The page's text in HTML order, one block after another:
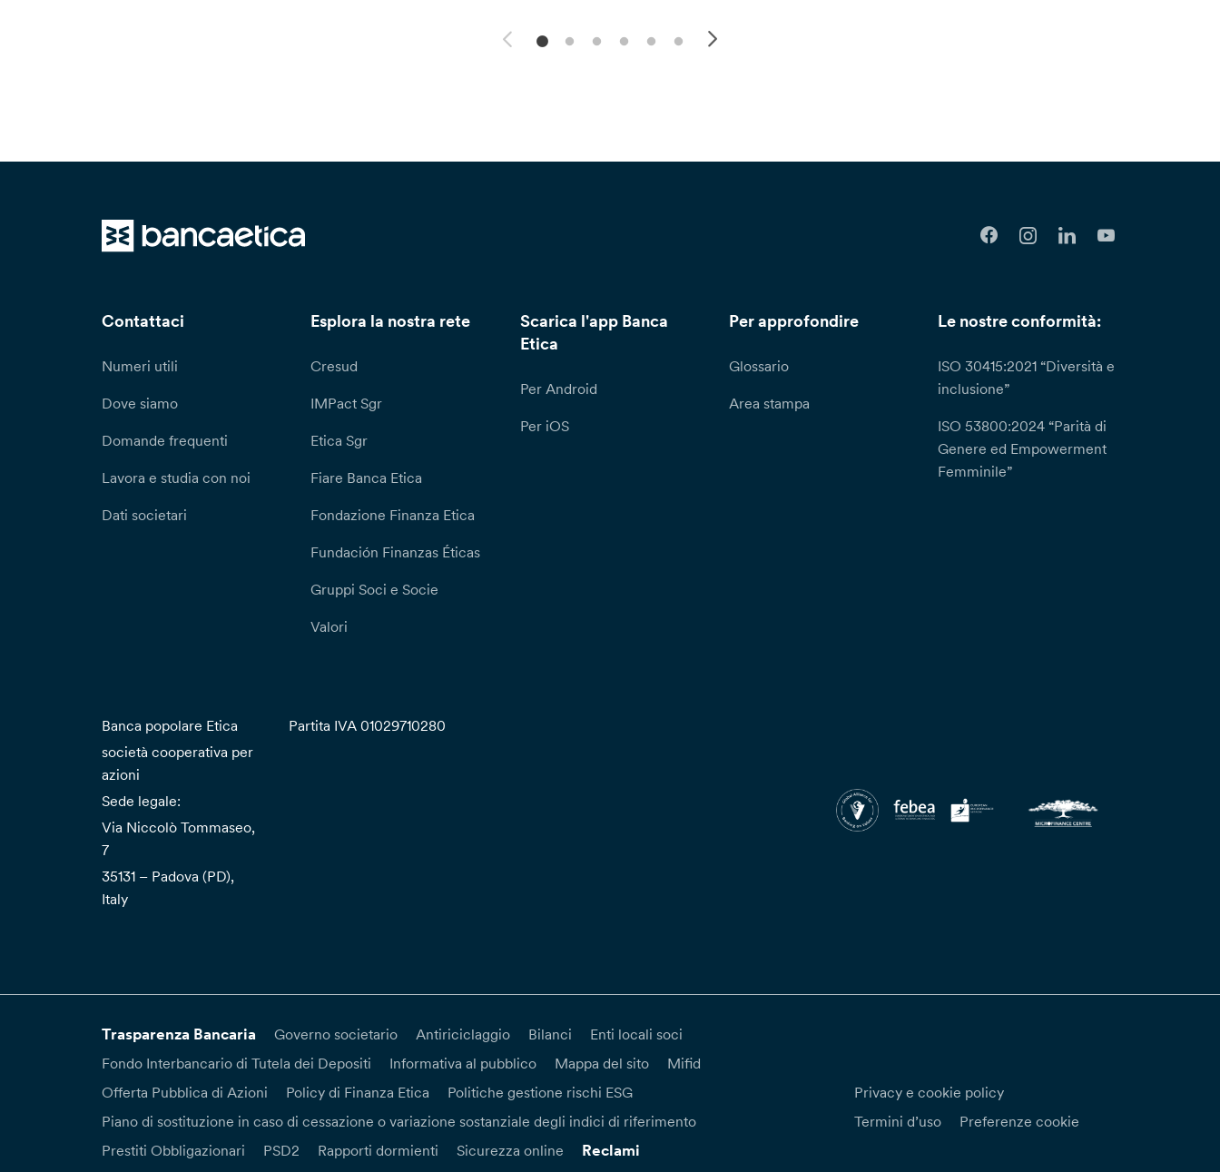
Contattaci
Numeri utili
Dove siamo
Domande frequenti
Lavora e studia con noi
Dati societari
Esplora la nostra rete
Cresud
IMPact Sgr
Etica Sgr
Fiare Banca Etica
Fondazione Finanza Etica
Fundación Finanzas Éticas
Gruppi Soci e Socie
Valori
Scarica l'app Banca
Etica
Per Android
Per iOS
Per approfondire
Glossario
Area stampa
Le nostre conformità:
ISO 30415:2021 “Diversità e
inclusione”
ISO 53800:2024 “Parità di
Genere ed Empowerment
Femminile”
Banca popolare Etica
società cooperativa per
azioni
Sede legale:
Via Niccolò Tommaseo,
7
35131 – Padova (PD),
Italy
Partita IVA 01029710280
Trasparenza Bancaria Governo societario Antiriciclaggio Bilanci
Enti locali soci
Fondo Interbancario di Tutela dei Depositi
Informativa al pubblico Mappa del sito
Mifid
Offerta Pubblica di Azioni
Policy di Finanza Etica
Politiche gestione rischi ESG
Piano di sostituzione in caso di cessazione o variazione sostanziale degli indici di riferimento
Prestiti Obbligazionari
PSD2 Rapporti dormienti Sicurezza online Reclami
Privacy e cookie policy
Termini d’uso
Preferenze cookie